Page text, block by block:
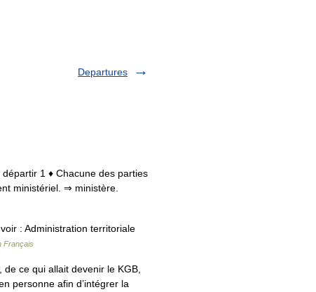
Departures
1 ♦ Chacune des parties
ministériel. ⇒ ministère.
: Administration territoriale
Français
ce qui allait devenir le KGB,
personne afin d’intégrer la